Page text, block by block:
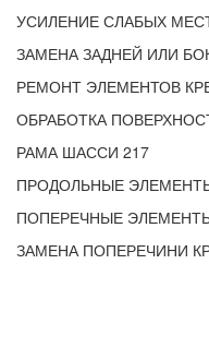
УСИЛЕНИЕ СЛАБЫХ
ЗАМЕНА ЗАДНЕЙ ИЛИ
РЕМОНТ ЭЛЕМЕНТОВ
ОБРАБОТКА
РАМА ШАССИ 217
ПРОДОЛЬНЫЕ
ПОПЕРЕЧНЫЕ
ЗАМЕНА ПОПЕРЕЧИНИ